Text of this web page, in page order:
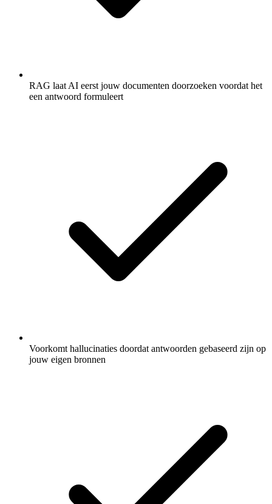
RAG laat AI eerst jouw documenten doorzoeken voordat het
een antwoord formuleert
Voorkomt hallucinaties doordat antwoorden gebaseerd zijn op
jouw eigen bronnen